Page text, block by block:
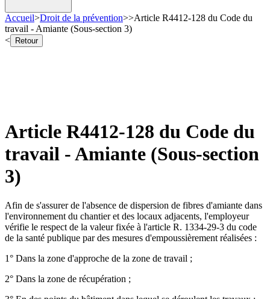
Accueil>Droit de la prévention>>Article R4412-128 du Code du
travail - Amiante (Sous-section 3)
<
Retour
Article R4412-128 du Code du
travail - Amiante (Sous-section
3)
Afin de s'assurer de l'absence de dispersion de fibres d'amiante dans
l'environnement du chantier et des locaux adjacents, l'employeur
vérifie le respect de la valeur fixée à l'article R. 1334-29-3 du code
de la santé publique par des mesures d'empoussièrement réalisées :
1° Dans la zone d'approche de la zone de travail ;
2° Dans la zone de récupération ;